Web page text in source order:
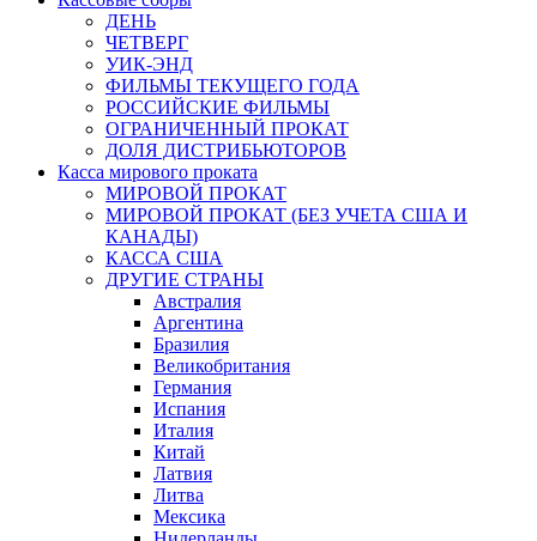
ДЕНЬ
ЧЕТВЕРГ
УИК-ЭНД
ФИЛЬМЫ ТЕКУЩЕГО ГОДА
РОССИЙСКИЕ ФИЛЬМЫ
ОГРАНИЧЕННЫЙ ПРОКАТ
ДОЛЯ ДИСТРИБЬЮТОРОВ
Касса мирового проката
МИРОВОЙ ПРОКАТ
МИРОВОЙ ПРОКАТ (БЕЗ УЧЕТА США И
КАНАДЫ)
КАССА США
ДРУГИЕ СТРАНЫ
Австралия
Аргентина
Бразилия
Великобритания
Германия
Испания
Италия
Китай
Латвия
Литва
Мексика